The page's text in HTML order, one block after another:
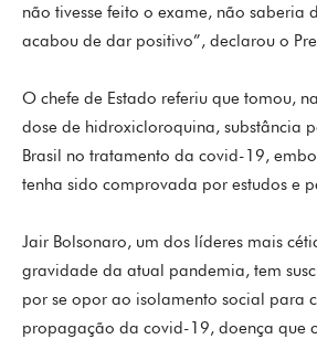
não tivesse feito o exame, não saberia
acabou de dar positivo”, declarou o
O chefe de Estado referiu que tomou,
dose de hidroxicloroquina, substância
Brasil no tratamento da covid-19,
tenha sido comprovada por estudos e
Jair Bolsonaro, um dos líderes mais
gravidade da atual pandemia, tem
por se opor ao isolamento social para
propagação da covid-19, doença que